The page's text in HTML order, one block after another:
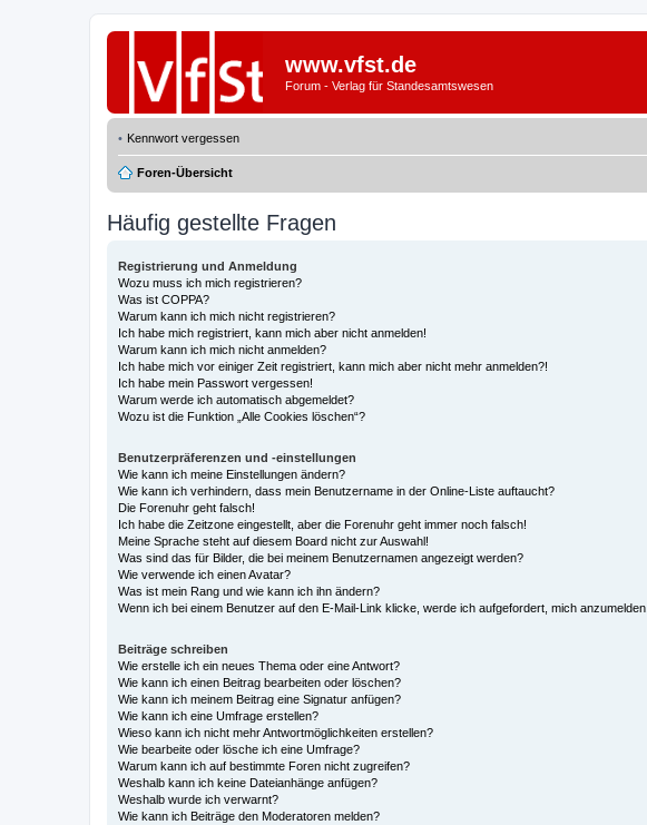
www.vfst.de
Forum - Verlag für Standesamtswesen
Kennwort vergessen
Foren-Übersicht
Häufig gestellte Fragen
Registrierung und Anmeldung
Wozu muss ich mich registrieren?
Was ist COPPA?
Warum kann ich mich nicht registrieren?
Ich habe mich registriert, kann mich aber nicht anmelden!
Warum kann ich mich nicht anmelden?
Ich habe mich vor einiger Zeit registriert, kann mich aber nicht mehr anmelden?!
Ich habe mein Passwort vergessen!
Warum werde ich automatisch abgemeldet?
Wozu ist die Funktion „Alle Cookies löschen“?
Benutzerpräferenzen und -einstellungen
Wie kann ich meine Einstellungen ändern?
Wie kann ich verhindern, dass mein Benutzername in der Online-Liste auftaucht?
Die Forenuhr geht falsch!
Ich habe die Zeitzone eingestellt, aber die Forenuhr geht immer noch falsch!
Meine Sprache steht auf diesem Board nicht zur Auswahl!
Was sind das für Bilder, die bei meinem Benutzernamen angezeigt werden?
Wie verwende ich einen Avatar?
Was ist mein Rang und wie kann ich ihn ändern?
Wenn ich bei einem Benutzer auf den E-Mail-Link klicke, werde ich aufgefordert, mich anzumelden.
Beiträge schreiben
Wie erstelle ich ein neues Thema oder eine Antwort?
Wie kann ich einen Beitrag bearbeiten oder löschen?
Wie kann ich meinem Beitrag eine Signatur anfügen?
Wie kann ich eine Umfrage erstellen?
Wieso kann ich nicht mehr Antwortmöglichkeiten erstellen?
Wie bearbeite oder lösche ich eine Umfrage?
Warum kann ich auf bestimmte Foren nicht zugreifen?
Weshalb kann ich keine Dateianhänge anfügen?
Weshalb wurde ich verwarnt?
Wie kann ich Beiträge den Moderatoren melden?